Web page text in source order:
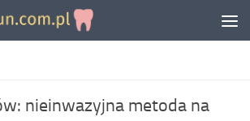
nieinwazyjna metoda na